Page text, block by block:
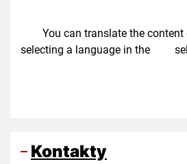
You can translate the
selecting a language in the
Kontakty